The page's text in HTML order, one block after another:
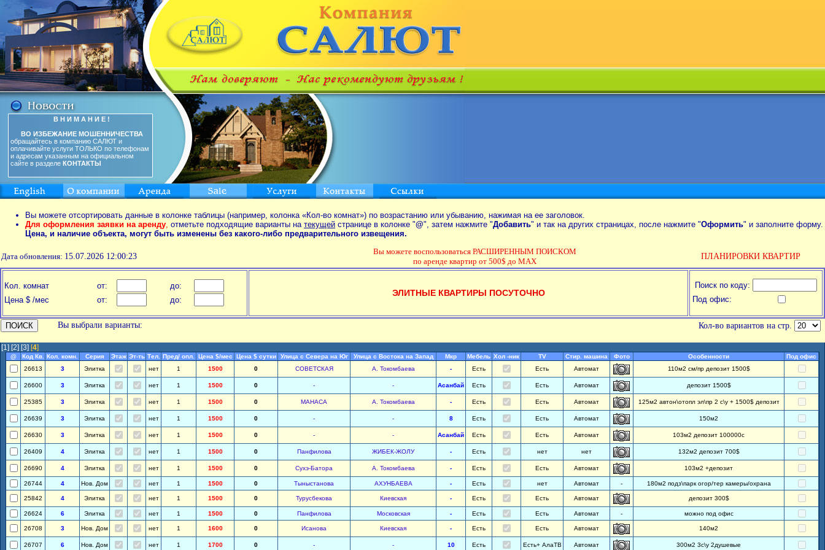
В Н И М А Н И Е !
ВО ИЗБЕЖАНИЕ МОШЕННИЧЕСТВА
обращайтесь в компанию САЛЮТ и
оплачивайте услуги ТОЛЬКО по телефонам
и адресам указанным на официальном
сайте в разделе КОНТАКТЫ
Вы можете отсортировать данные в колонке таблицы (например, колонка «Кол-во комнат») по возрастанию или убыванию, нажимая на ее заголовок.
Для оформления заявки на аренду, отметьте подходящие варианты на текущей странице в колонке "@", затем нажмите "Добавить" и так на других страницах, после нажмите "Оформить" и заполните форму.
Цена, и наличие объекта, могут быть изменены без какого-либо предварительного извещения.
Дата обновления: 15.07.2026 12:00:23
Вы можете воспользоваться РАСШИРЕННЫМ ПОИСКОМ
по аренде квартир от 500$ до MAX
ПЛАНИРОВКИ КВАРТИР
Кол. комнат от:
до:
Цена $ /мес
от: до:
ЭЛИТНЫЕ КВАРТИРЫ ПОСУТОЧНО
Поиск по коду:
Под офис:
Вы выбрали варианты: Кол-во вариантов на стр.
[1] [2] [3] [4]
@ Код Кв. Кол. комн. Серия Этаж Эт-ть Тел. Пред/ опл. Цена $/мес Цена $ сутки Улица с Севера на Юг Улица с Востока на Запад Мкр Мебель Хол -ник TV Стир. машина Фото Особенности
Под офис
26613
3 Элитка нет 1 1500 0 СОВЕТСКАЯ А. Токомбаева - Есть Есть Автомат 110м2 см/пр депозит 1500$
26600 3 Элитка нет 1 1500 0 - - Асанбай Есть Есть Автомат депозит 1500$
25385 3 Элитка нет 1 1500 0 МАНАСА А. Токомбаева - Есть Есть Автомат 125м2 автон\отопл эл\пр 2 с\у + 1500$ депозит
26639 3 Элитка нет 1 1500 0 - - 8 Есть Есть Автомат 150м2
26630 3 Элитка нет 1 1500 0 - - Асанбай Есть Есть Автомат 103м2 депозит 100000с
26409 4 Элитка нет 1 1500 0 Панфилова ЖИБЕК-ЖОЛУ - Есть нет нет 132м2 депозит 700$
26690 4 Элитка нет 1 1500 0 Сухэ-Батора А. Токомбаева - Есть Есть Автомат 103м2 +депозит
26744 4 Нов. Дом нет 1 1500 0 Тыныстанова АХУНБАЕВА - Есть нет Автомат - 180м2 подз\парк огор/тер камеры/охрана
25842 4 Элитка нет 1 1500 0 Турусбекова Киевская - Есть Есть Автомат депозит 300$
26624 6 Элитка нет 1 1500 0 Панфилова Московская - Есть Есть Автомат - можно под офис
26708 3 Нов. Дом нет 1 1600 0 Исанова Киевская - Есть Есть Автомат 140м2
26707 6 Нов. Дом нет 1 1700 0 - - 10 Есть Есть+ АлаТВ Автомат 300м2 3с\у 2душевые